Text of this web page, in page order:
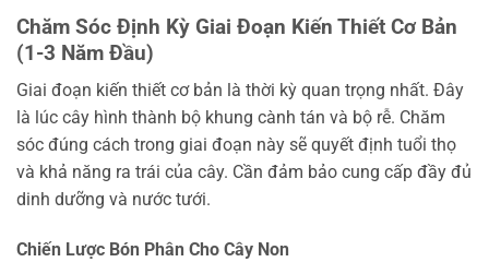
Chăm Sóc Định Kỳ Giai Đoạn Kiến Thiết Cơ Bản
(1-3 Năm Đầu)
Giai đoạn kiến thiết cơ bản là thời kỳ quan trọng nhất. Đây
là lúc cây hình thành bộ khung cành tán và bộ rễ. Chăm
sóc đúng cách trong giai đoạn này sẽ quyết định tuổi thọ
và khả năng ra trái của cây. Cần đảm bảo cung cấp đầy đủ
dinh dưỡng và nước tưới.
Chiến Lược Bón Phân Cho Cây Non